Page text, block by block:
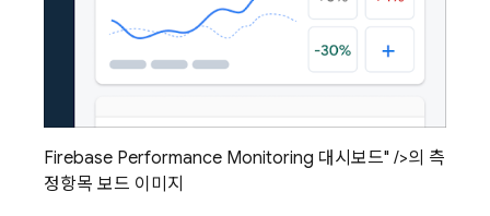
Firebase Performance Monitoring 대시보드" />의 측
정항목 보드 이미지